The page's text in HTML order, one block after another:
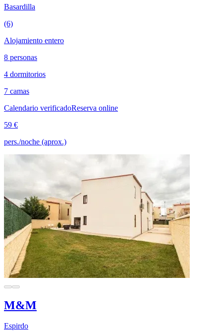
Basardilla
(6)
Alojamiento entero
8 personas
4 dormitorios
7 camas
Calendario verificadoReserva online
59 €
pers./noche (aprox.)
M&M
Espirdo